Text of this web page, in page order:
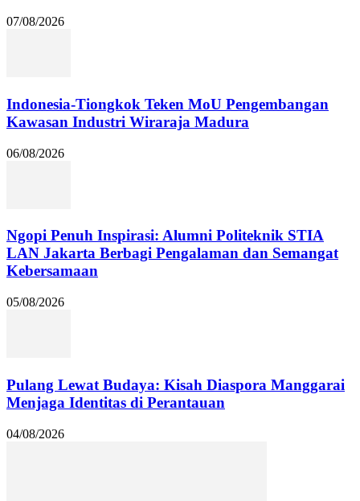
07/08/2026
Indonesia-Tiongkok Teken MoU Pengembangan
Kawasan Industri Wiraraja Madura
06/08/2026
Ngopi Penuh Inspirasi: Alumni Politeknik STIA
LAN Jakarta Berbagi Pengalaman dan Semangat
Kebersamaan
05/08/2026
Pulang Lewat Budaya: Kisah Diaspora Manggarai
Menjaga Identitas di Perantauan
04/08/2026